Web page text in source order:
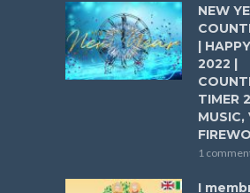
NEW
|
2022 |
TIMER
MUSIC,
1
I